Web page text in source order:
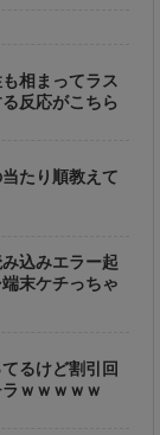
相まってラス
反応がこちら
たり順教えて
込みエラー起
末ケチっちゃ
るけど割引回
ｗｗｗｗｗ